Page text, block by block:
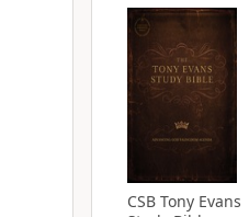
CSB Tony Evans